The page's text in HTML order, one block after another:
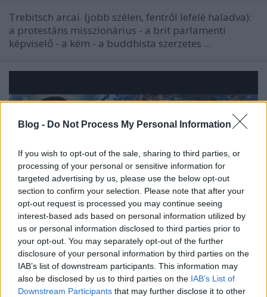
Blog - Do Not Process My Personal Information
If you wish to opt-out of the sale, sharing to third parties, or
processing of your personal or sensitive information for
targeted advertising by us, please use the below opt-out
section to confirm your selection. Please note that after your
opt-out request is processed you may continue seeing
interest-based ads based on personal information utilized by
us or personal information disclosed to third parties prior to
your opt-out. You may separately opt-out of the further
disclosure of your personal information by third parties on the
IAB’s list of downstream participants. This information may
also be disclosed by us to third parties on the IAB’s List of
Downstream Participants that may further disclose it to other
Trebitsch arcai (jobb szélen, fentről lefelé haladva):
a protestáns misszionárius - a brit parlamenti
képviselő - a kém - a buddhista szerzetes ...
TVRTKO túlmegy minden határon - A
könyv titka [Trianoni riportfilm]
matyko•2016. június 06.